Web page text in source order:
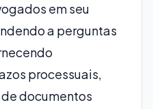
em seu
a perguntas
processuais,
documentos